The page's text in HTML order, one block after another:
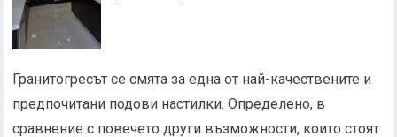
Гранитогресът се смята за една от най-качествените и
предпочитани подови настилки. Определено, в
сравнение с повечето други възможности, които стоят